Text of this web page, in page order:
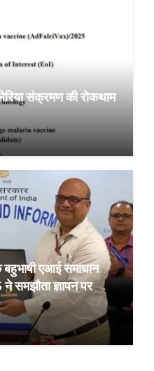
संक्रमण की रोकथाम
एआई समाधान
समझौता ज्ञापन पर